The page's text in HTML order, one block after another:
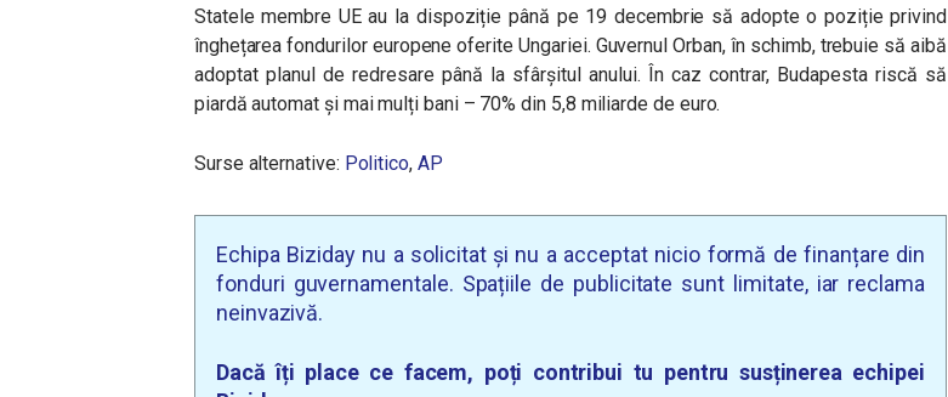
Statele membre UE au la dispoziție până pe 19 decembrie să adopte o poziție privind
înghețarea fondurilor europene oferite Ungariei. Guvernul Orban, în schimb, trebuie să aibă
adoptat planul de redresare până la sfârșitul anului. În caz contrar, Budapesta riscă să
piardă automat și mai mulți bani – 70% din 5,8 miliarde de euro.
Surse alternative: Politico, AP
Echipa Biziday nu a solicitat și nu a acceptat nicio formă de finanțare din
fonduri guvernamentale. Spațiile de publicitate sunt limitate, iar reclama
neinvazivă.
Dacă îți place ce facem, poți contribui tu pentru susținerea echipei